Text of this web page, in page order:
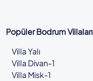
Popüler Bodrum Villaları
Villa Yalı
Villa Divan-1
Villa Misk-1